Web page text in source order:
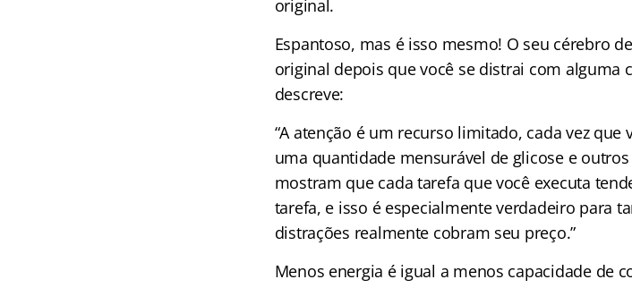
original.
Espantoso, mas é isso mesmo! O seu cérebro
original depois que você se distrai com alguma
descreve:
“A atenção é um recurso limitado, cada vez que
uma quantidade mensurável de glicose e
mostram que cada tarefa que você executa
tarefa, e isso é especialmente verdadeiro para
distrações realmente cobram seu preço.”
Menos energia é igual a menos capacidade de